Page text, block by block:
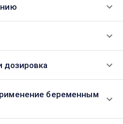
дозировка
беременным